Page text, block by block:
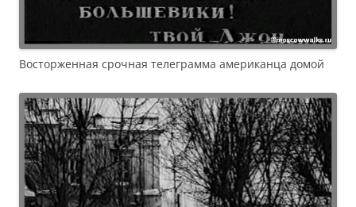
Восторженная срочная телеграмма американца домой